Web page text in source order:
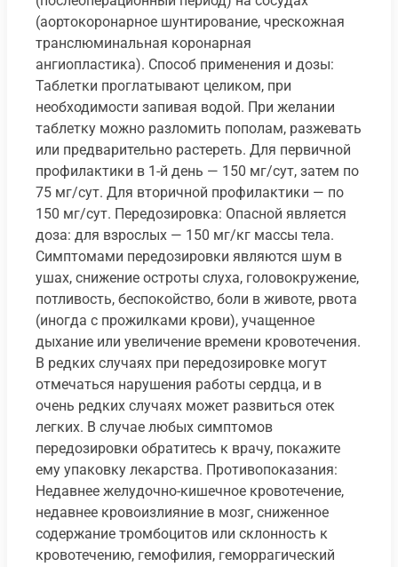
(аортокоронарное шунтирование, чрескожная
транслюминальная коронарная
ангиопластика). Способ применения и дозы:
Таблетки проглатывают целиком, при
необходимости запивая водой. При желании
таблетку можно разломить пополам, разжевать
или предварительно растереть. Для первичной
профилактики в 1-й день — 150 мг/сут, затем по
75 мг/сут. Для вторичной профилактики — по
150 мг/сут. Передозировка: Опасной является
доза: для взрослых — 150 мг/кг массы тела.
Симптомами передозировки являются шум в
ушах, снижение остроты слуха, головокружение,
потливость, беспокойство, боли в животе, рвота
(иногда с прожилками крови), учащенное
дыхание или увеличение времени кровотечения.
В редких случаях при передозировке могут
отмечаться нарушения работы сердца, и в
очень редких случаях может развиться отек
легких. В случае любых симптомов
передозировки обратитесь к врачу, покажите
ему упаковку лекарства. Противопоказания:
Недавнее желудочно-кишечное кровотечение,
недавнее кровоизлияние в мозг, сниженное
содержание тромбоцитов или склонность к
кровотечению, гемофилия, геморрагический